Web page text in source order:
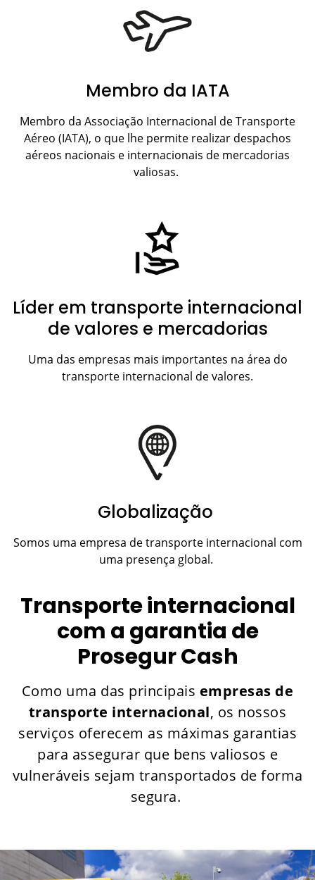
Membro da IATA
Membro da Associação Internacional de Transporte
Aéreo (IATA), o que lhe permite realizar despachos
aéreos nacionais e internacionais de mercadorias
valiosas.
Líder em transporte internacional
de valores e mercadorias
Uma das empresas mais importantes na área do
transporte internacional de valores.
Globalização
Somos uma empresa de transporte internacional com
uma presença global.
Transporte internacional
com a garantia de
Prosegur Cash
Como uma das principais empresas de
transporte internacional, os nossos
serviços oferecem as máximas garantias
para assegurar que bens valiosos e
vulneráveis sejam transportados de forma
segura.